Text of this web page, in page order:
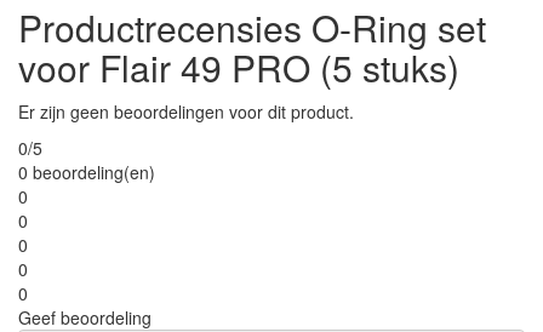
Productrecensies O-Ring set
voor Flair 49 PRO (5 stuks)
Er zijn geen beoordelingen voor dit product.
0/5
0 beoordeling(en)
0
0
0
0
0
Geef beoordeling